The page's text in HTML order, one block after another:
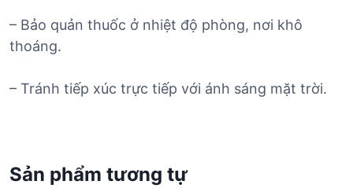
– Bảo quản thuốc ở nhiệt độ phòng, nơi khô
thoáng.
– Tránh tiếp xúc trực tiếp với ánh sáng mặt trời.
Sản phẩm tương tự